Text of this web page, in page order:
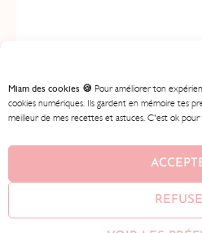
Miam des cookies 🍪 Pour améliorer ton
cookies numériques. Ils gardent en mémoire tes
meilleur de mes recettes et astuces. C'est ok pour
CONTENU